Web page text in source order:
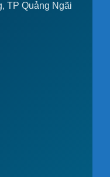
TP Quảng Ngãi